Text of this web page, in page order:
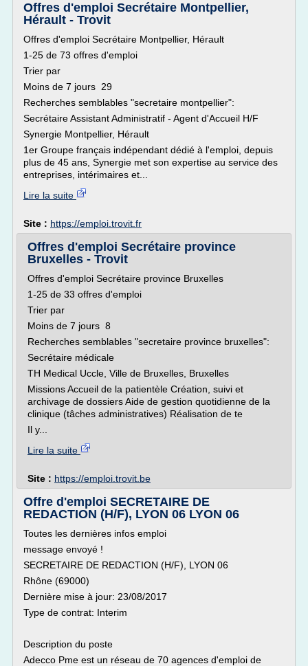
Offres d'emploi Secrétaire Montpellier,
Hérault - Trovit
Offres d'emploi Secrétaire Montpellier, Hérault
1-25 de 73 offres d'emploi
Trier par
Moins de 7 jours 29
Recherches semblables "secretaire montpellier":
Secrétaire Assistant Administratif - Agent d'Accueil H/F
Synergie Montpellier, Hérault
1er Groupe français indépendant dédié à l'emploi, depuis
plus de 45 ans, Synergie met son expertise au service des
entreprises, intérimaires et...
Lire la suite
Site : https://emploi.trovit.fr
Offres d'emploi Secrétaire province
Bruxelles - Trovit
Offres d'emploi Secrétaire province Bruxelles
1-25 de 33 offres d'emploi
Trier par
Moins de 7 jours 8
Recherches semblables "secretaire province bruxelles":
Secrétaire médicale
TH Medical Uccle, Ville de Bruxelles, Bruxelles
Missions Accueil de la patientèle Création, suivi et
archivage de dossiers Aide de gestion quotidienne de la
clinique (tâches administratives) Réalisation de te
Il y...
Lire la suite
Site : https://emploi.trovit.be
Offre d'emploi SECRETAIRE DE
REDACTION (H/F), LYON 06 LYON 06
Toutes les dernières infos emploi
message envoyé !
SECRETAIRE DE REDACTION (H/F), LYON 06
Rhône (69000)
Dernière mise à jour: 23/08/2017
Type de contrat: Interim
Description du poste
Adecco Pme est un réseau de 70 agences d'emploi de